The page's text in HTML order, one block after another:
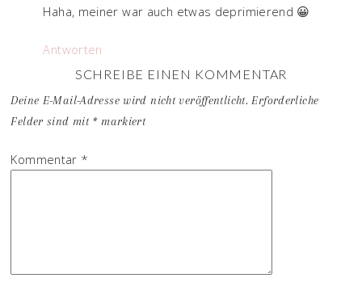
Haha, meiner war auch etwas deprimierend 😀
Antworten
SCHREIBE EINEN KOMMENTAR
Deine E-Mail-Adresse wird nicht veröffentlicht. Erforderliche
Felder sind mit *markiert
Kommentar *